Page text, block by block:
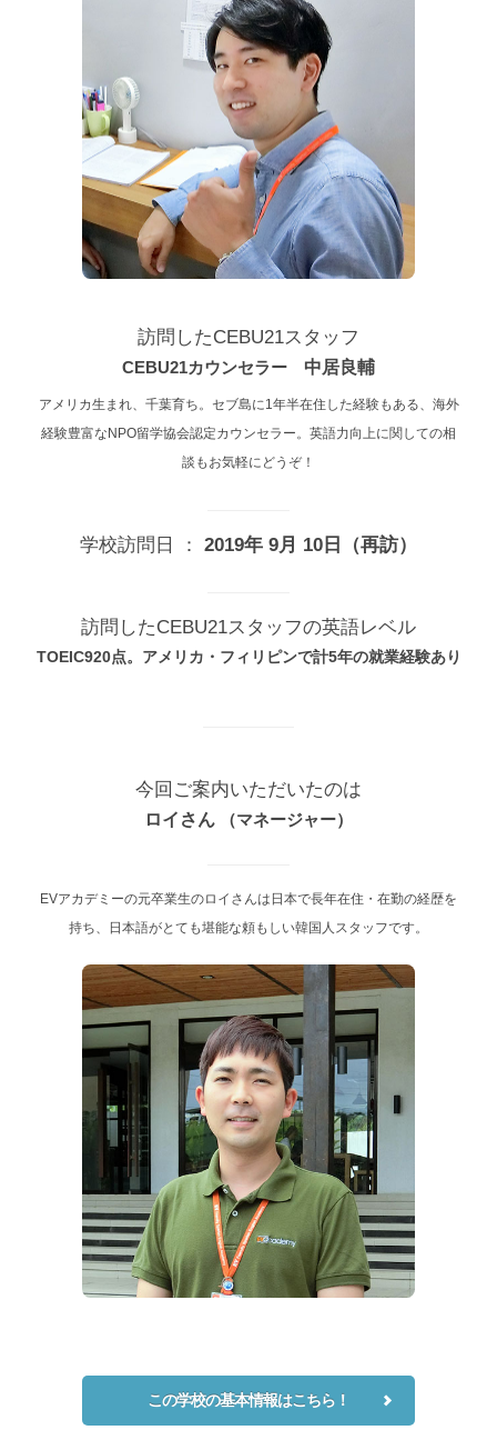
訪問したCEBU21スタッフ
CEBU21カウンセラー 中居良輔
アメリカ生まれ、千葉育ち。セブ島に1年半在住した経験もある、海外
経験豊富なNPO留学協会認定カウンセラー。英語力向上に関しての相
談もお気軽にどうぞ！
学校訪問日 ： 2019年 9月 10日（再訪）
訪問したCEBU21スタッフの英語レベル
TOEIC920点。アメリカ・フィリピンで計5年の就業経験あり
今回ご案内いただいたのは
ロイ さん （マネージャー）
EVアカデミーの元卒業生のロイさんは日本で長年在住・在勤の経歴を
持ち、日本語がとても堪能な頼もしい韓国人スタッフです。
この学校の基本情報はこちら！